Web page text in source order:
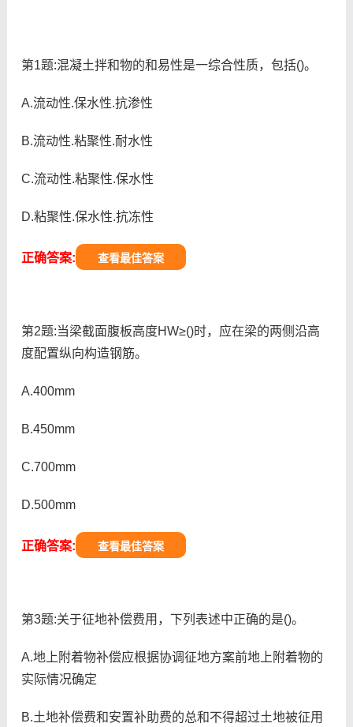
第1题:混凝土拌和物的和易性是一综合性质，包括()。
A.流动性.保水性.抗渗性
B.流动性.粘聚性.耐水性
C.流动性.粘聚性.保水性
D.粘聚性.保水性.抗冻性
正确答案: 查看最佳答案
第2题:当梁截面腹板高度HW≥()时，应在梁的两侧沿高
度配置纵向构造钢筋。
A.400mm
B.450mm
C.700mm
D.500mm
正确答案: 查看最佳答案
第3题:关于征地补偿费用，下列表述中正确的是()。
A.地上附着物补偿应根据协调征地方案前地上附着物的
实际情况确定
B.土地补偿费和安置补助费的总和不得超过土地被征用